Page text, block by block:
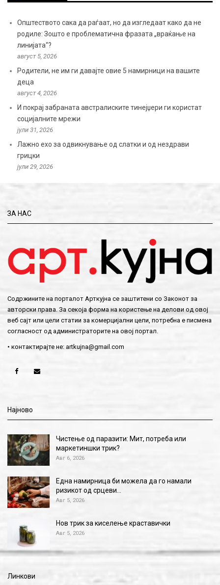
Општеството сака да раѓаат, но да изгледаат како да не
родиле: Зошто е проблематична фразата „враќање на
линијата“?
август 5, 2026
Родители, не им ги давајте овие 5 намирници на вашите
деца
август 4, 2026
И покрај забраната австралиските тинејџери ги користат
социјалните мрежи
јули 31, 2026
Лажно ехо за одвикнување од слатки и од нездрави
грицки
јули 29, 2026
ЗА НАС
Содржините на порталот Арткујна се заштитени со Законот за
авторски права. За секоја форма на користење на делови од овој
веб сајт или цели статии за комерцијални цели, потребна е писмена
согласност од администраторите на овој портал.
• контактирајте не: artkujna@gmail.com
Најново
Чистење од паразити: Мит, потреба или
маркетиншки трик?
Авг 6, 2026
Една намирница би можела да го намали
ризикот од срцеви…
Авг 5, 2026
Нов трик за киселење краставички
Авг 5, 2026
Линкови